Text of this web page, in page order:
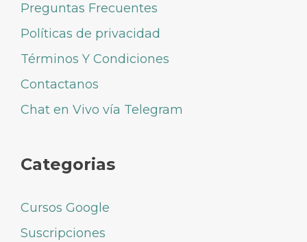
Preguntas Frecuentes
Políticas de privacidad
Términos Y Condiciones
Contactanos
Chat en Vivo vía Telegram
Categorias
Cursos Google
Suscripciones